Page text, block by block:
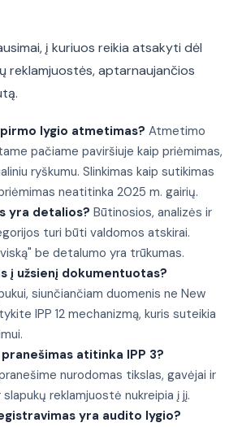
į kuriuos reikia atsakyti dėl
reklamjuostės, aptarnaujančios
lygio atmetimas? Atmetimo
pačiame paviršiuje kaip priėmimas,
ryškumu. Slinkimas kaip sutikimas
neatitinka 2025 m. gairių.
yra detalios? Būtinosios, analizės ir
turi būti valdomos atskirai.
be detalumo yra trūkumas.
į užsienį dokumentuotas?
siunčiančiam duomenis ne New
IPP 12 mechanizmą, kuris suteikia
atitinka IPP 3?
nurodomas tikslas, gavėjai ir
reklamjuostė nukreipia į jį.
yra audito lygio?